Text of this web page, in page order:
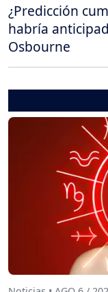
¿Predicción
habría
Osbourne